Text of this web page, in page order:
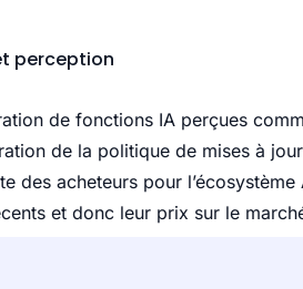
perception
de fonctions IA perçues
de la politique de mises à
des acheteurs pour
et donc leur prix sur le